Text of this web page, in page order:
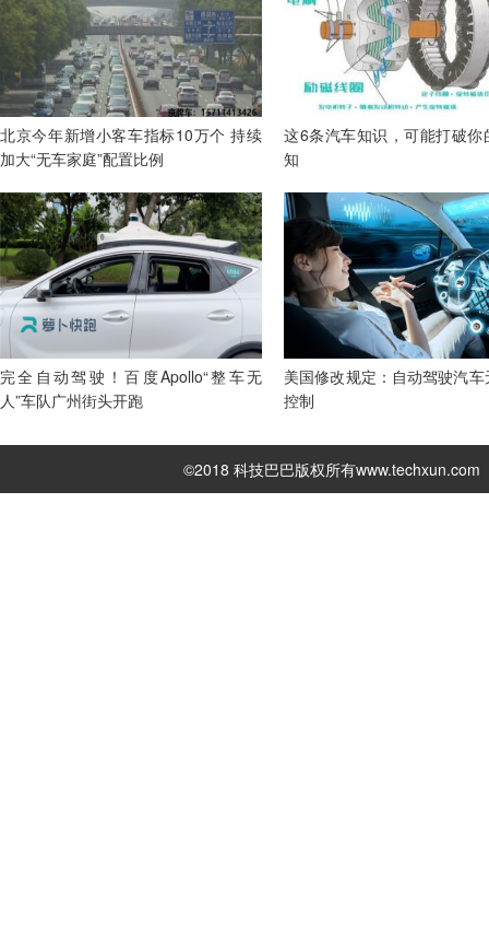
北京今年新增小客车指标10万个 持续
加大“无车家庭”配置比例
这6条汽车知识，可能打破你
知
完全自动驾驶！百度Apollo“整车无
人”车队广州街头开跑
美国修改规定：自动驾驶汽
控制
©2018 科技巴巴版权所有www.techxun.com